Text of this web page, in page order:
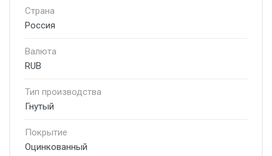
Страна
Россия
Валюта
RUB
Тип производства
Гнутый
Покрытие
Оцинкованный